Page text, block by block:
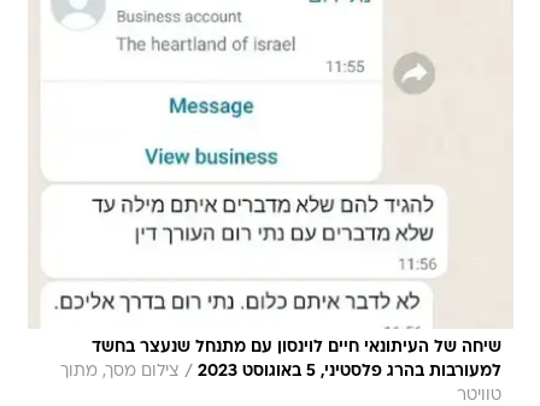
שיחה של העיתונאי חיים לוינסון עם מתנחל שנעצר בחשד
למעורבות בהרג פלסטיני, 5 באוגוסט 2023
/ צילום מסך, מתוך
טוויטר